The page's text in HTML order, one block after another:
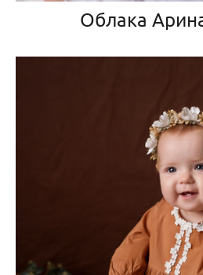
Облака